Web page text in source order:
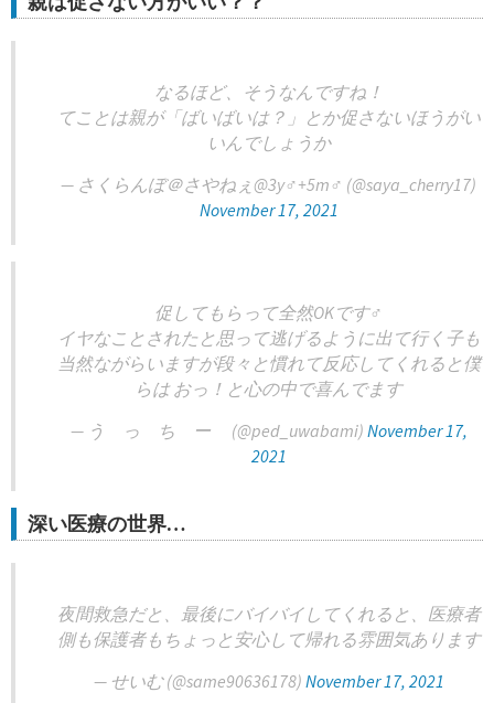
なるほど、そうなんですね！
てことは親が「ばいばいは？」とか促さないほうがい
いんでしょうか
— さくらんぼ＠さやねぇ@3y♂+5m♂ (@saya_cherry17)
November 17, 2021
促してもらって全然OKです‍♂️
イヤなことされたと思って逃げるように出て行く子も
当然ながらいますが段々と慣れて反応してくれると僕
らは おっ！と心の中で喜んでます
— う っ ち ー (@ped_uwabami) November 17,
2021
深い医療の世界…
夜間救急だと、最後にバイバイしてくれると、医療者
側も保護者もちょっと安心して帰れる雰囲気あります
— せいむ (@same90636178) November 17, 2021